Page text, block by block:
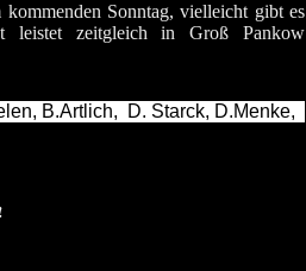
Sonntag, vielleicht gibt es
leistet zeitgleich in Groß Pankow
B.Artlich,
D. Starck, D.Menke,